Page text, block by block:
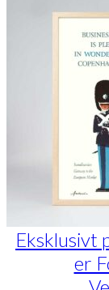
Eksklusivt
er